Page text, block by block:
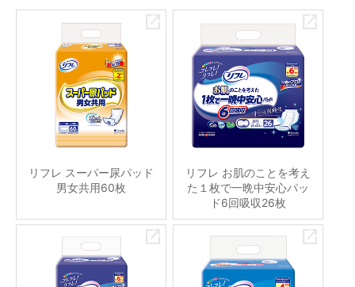
リフレ スーパー尿パッド
男女共用60枚
リフレ お肌のことを考え
た１枚で一晩中安心パッ
ド6回吸収26枚